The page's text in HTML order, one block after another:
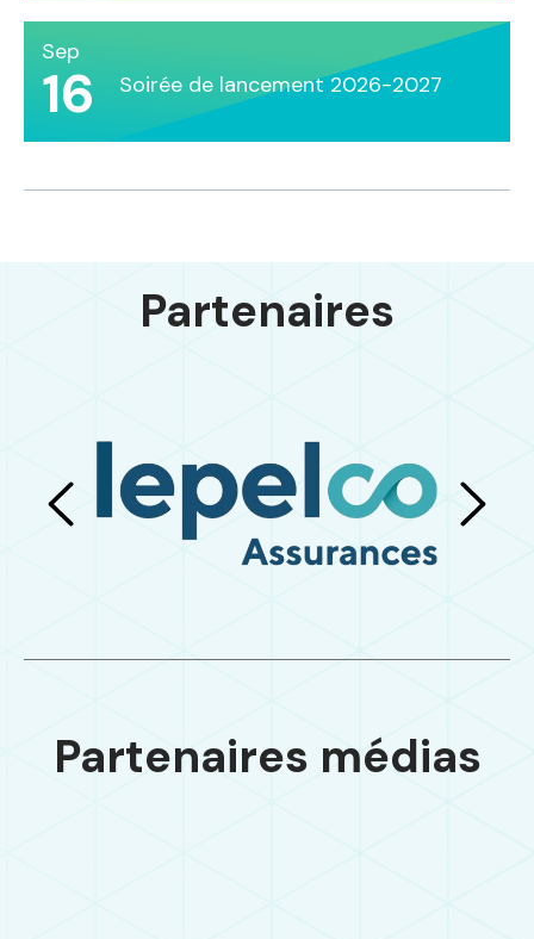
Sep
16 Soirée de lancement 2026-2027
Partenaires
Partenaires médias